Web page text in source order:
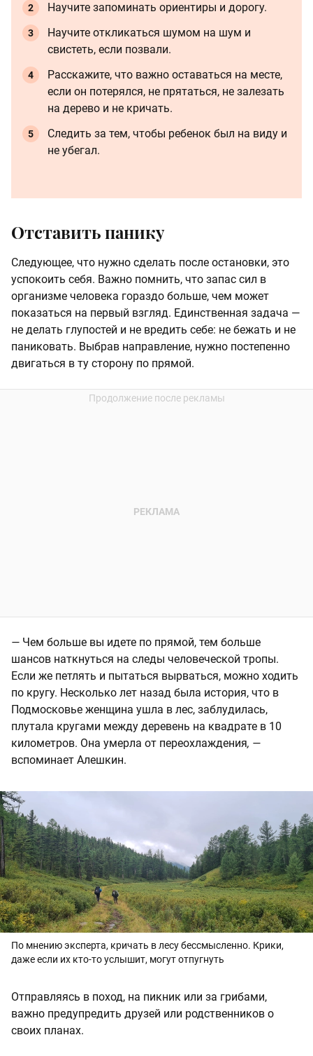
Научите запоминать ориентиры и дорогу.
Научите откликаться шумом на шум и
свистеть, если позвали.
Расскажите, что важно оставаться на месте,
если он потерялся, не прятаться, не залезать
на дерево и не кричать.
Следить за тем, чтобы ребенок был на виду и
не убегал.
Отставить панику
Следующее, что нужно сделать после остановки, это
успокоить себя. Важно помнить, что запас сил в
организме человека гораздо больше, чем может
показаться на первый взгляд. Единственная задача —
не делать глупостей и не вредить себе: не бежать и не
паниковать. Выбрав направление, нужно постепенно
двигаться в ту сторону по прямой.
— Чем больше вы идете по прямой, тем больше
шансов наткнуться на следы человеческой тропы.
Если же петлять и пытаться вырваться, можно ходить
по кругу. Несколько лет назад была история, что в
Подмосковье женщина ушла в лес, заблудилась,
плутала кругами между деревень на квадрате в 10
километров. Она умерла от переохлаждения, —
вспоминает Алешкин.
По мнению эксперта, кричать в лесу бессмысленно. Крики,
даже если их кто-то услышит, могут отпугнуть
Отправляясь в поход, на пикник или за грибами,
важно предупредить друзей или родственников о
своих планах.